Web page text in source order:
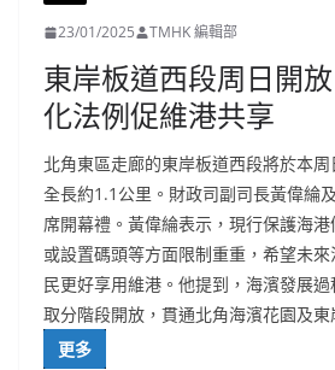
23/01/2025 TMHK 編輯部
東岸板道西段周日開
化法例促維港共享
北角東區走廊的東岸板道西段將於本周
全長約1.1公里。財政司副司長黃偉綸
席開幕禮。黃偉綸表示，現行保護海
或設置碼頭等方面限制重重，希望未
民更好享用維港。他提到，海濱發展
取分階段開放，貫通北角海濱花園及東
更多